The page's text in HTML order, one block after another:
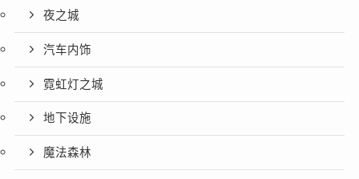
夜之城
汽车内饰
霓虹灯之城
地下设施
魔法森林